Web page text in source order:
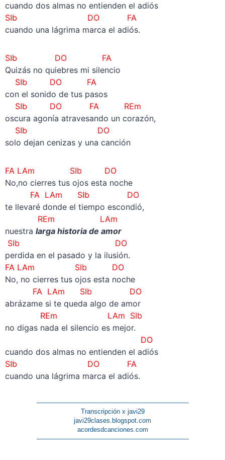
cuando dos almas no entienden el adiós
SIb DO FA
cuando una lágrima marca el adiós.
SIb DO FA
Quizás no quiebres mi silencio
SIb DO FA
con el sonido de tus pasos
SIb DO FA REm
oscura agonía atravesando un corazón,
SIb DO
solo dejan cenizas y una canción
FA LAm SIb DO
No,no cierres tus ojos esta noche
FA LAm SIb DO
te llevaré donde el tiempo escondió,
REm LAm
nuestra larga historia de amor
SIb DO
perdida en el pasado y la ilusión.
FA LAm SIb DO
No, no cierres tus ojos esta noche
FA LAm SIb DO
abrázame si te queda algo de amor
REm LAm SIb
no digas nada el silencio es mejor.
DO
cuando dos almas no entienden el adiós
SIb DO FA
cuando una lágrima marca el adiós.
———————————————————————-
Transcripción x javi29
javi29clases.blogspot.com
acordesdcanciones.com
———————————————————————-